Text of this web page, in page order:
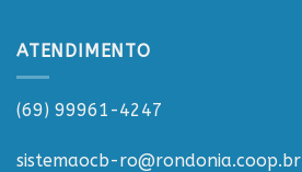
ATENDIMENTO
(69) 99961-4247
sistemaocb-ro@rondonia.coop.br